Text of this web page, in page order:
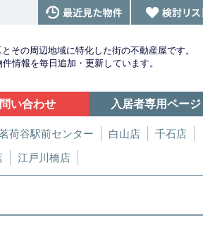
その周辺地域に特化した街の不動産屋です。
情報を毎日追加・更新しています。
い合わせ 入居者専用ページ
荷谷駅前センター 白山店
千石店
江戸川橋店